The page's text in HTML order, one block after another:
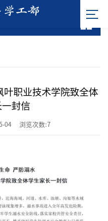
叶职业技术学院致全体
封信
04 浏览次数:7